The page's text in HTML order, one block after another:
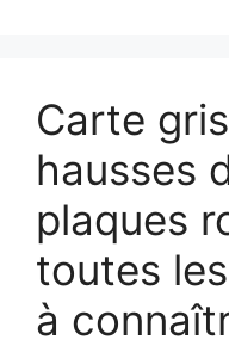
Carte
hausses
plaques
toutes
à